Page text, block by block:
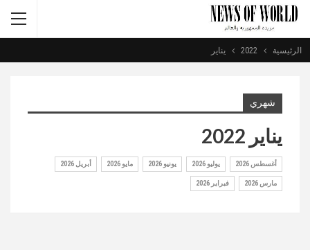
الرئيسية 2022 يناير
شهري
يناير 2022
أغسطس 2026 يوليو 2026 يونيو 2026 مايو 2026 أبريل 2026
مارس 2026 فبراير 2026